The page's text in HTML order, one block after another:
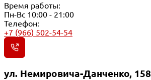
Время работы:
Пн-Вс 10:00 - 21:00
Телефон:
+7 (966) 502-54-54
ул. Немировича-Данченко, 158